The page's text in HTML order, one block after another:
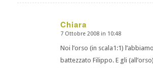
Chiara
dice:
7 Ottobre 2008 in 10:48
Noi l’orso (in scala1:1) l’abbiamo
battezzato Filippo. E gli